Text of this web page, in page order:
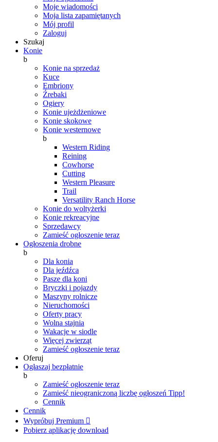
Moje wiadomości
Moja lista zapamiętanych
Mój profil
Zaloguj
Szukaj
Konie
b
Konie na sprzedaż
Kuce
Embriony
Źrebaki
Ogiery
Konie ujeżdżeniowe
Konie skokowe
Konie westernowe
b
Western Riding
Reining
Cowhorse
Cutting
Western Pleasure
Trail
Versatility Ranch Horse
Konie do woltyżerki
Konie rekreacyjne
Sprzedawcy
Zamieść ogłoszenie teraz
Ogłoszenia drobne
b
Dla konia
Dla jeźdźca
Pasze dla koni
Bryczki i pojazdy
Maszyny rolnicze
Nieruchomości
Oferty pracy
Wolna stajnia
Wakacje w siodle
Więcej zwierząt
Zamieść ogłoszenie teraz
Oferuj
Ogłaszaj bezpłatnie
b
Zamieść ogłoszenie teraz
Zamieść nieograniczoną liczbę ogłoszeń Tipp!
Cennik
Cennik
Wypróbuj Premium 
Pobierz aplikację download